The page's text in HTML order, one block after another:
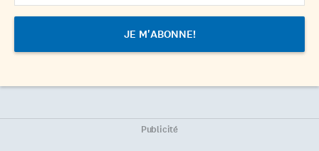
Publicité